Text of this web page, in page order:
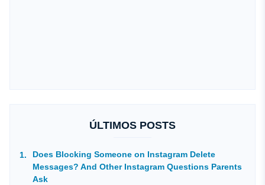
ÚLTIMOS POSTS
Does Blocking Someone on Instagram Delete
Messages? And Other Instagram Questions Parents
Ask